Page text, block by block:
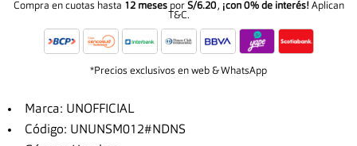
Compra en cuotas hasta 12 mesespor S/6.20, ¡con 0% de interés!Aplican
T&C.
*Precios exclusivos en web & WhatsApp
Marca: UNOFFICIAL
Código: UNUNSM012#NDNS